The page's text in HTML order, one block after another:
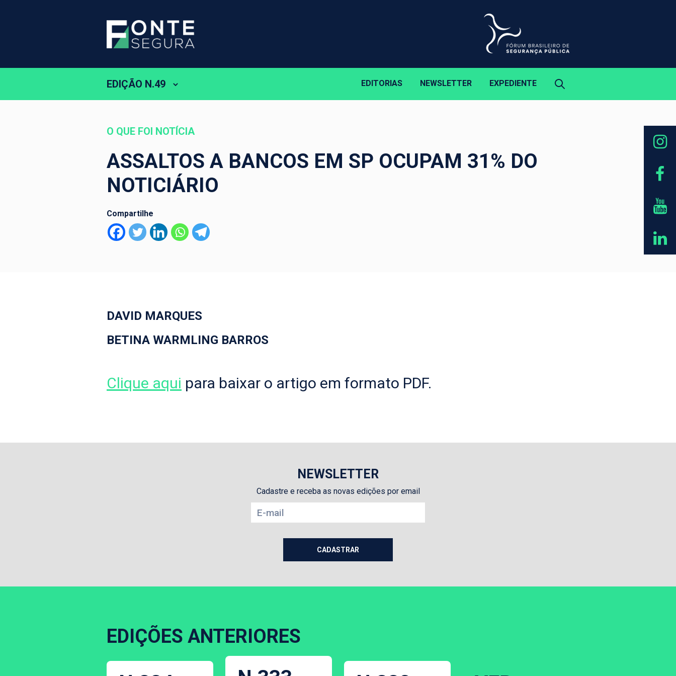
EDIÇÃO N.49 EDITORIAS NEWSLETTER EXPEDIENTE
O QUE FOI NOTÍCIA
ASSALTOS A BANCOS EM SP OCUPAM 31% DO
NOTICIÁRIO
Compartilhe
DAVID MARQUES
BETINA WARMLING BARROS
Clique aqui para baixar o artigo em formato PDF.
NEWSLETTER
Cadastre e receba as novas edições por email
EDIÇÕES ANTERIORES